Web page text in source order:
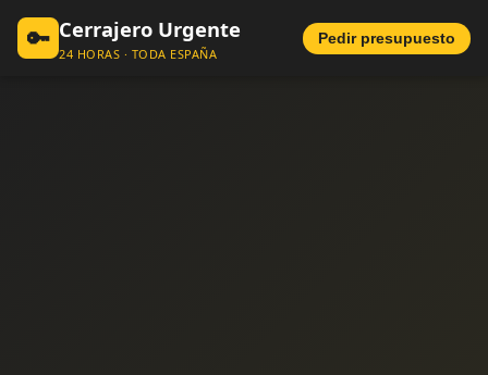
🔑 Cerrajero Urgente
24 HORAS · TODA ESPAÑA
Pedir presupuesto